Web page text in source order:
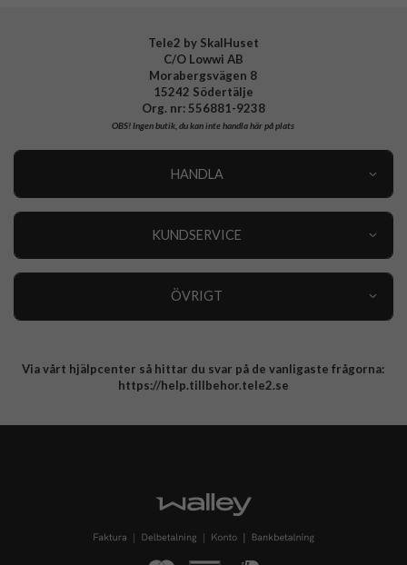
Tele2 by SkalHuset
C/O Lowwi AB
Morabergsvägen 8
15242 Södertälje
Org. nr: 556881-9238
OBS!Ingen butik, du kan inte handla här på plats
HANDLA
KUNDSERVICE
ÖVRIGT
Integritetspolicy
Via vårt hjälpcenter så hittar du svar på de vanligaste frågorna:
https://help.tillbehor.tele2.se